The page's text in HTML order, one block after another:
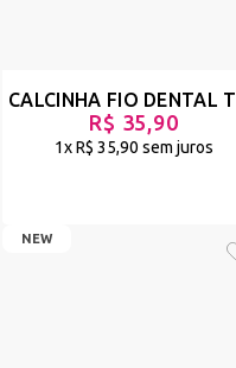
R$ 35,90
1xR$ 35,90 sem juros
NEW